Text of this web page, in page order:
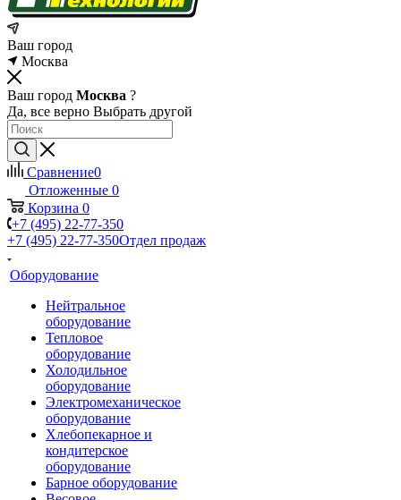
Ваш город
Москва
Ваш город Москва ?
Да, все верно Выбрать другой
Сравнение0
Отложенные 0
Корзина 0
+7 (495) 22-77-350
+7 (495) 22-77-350Отдел продаж
Оборудование
Нейтральное
оборудование
Тепловое
оборудование
Холодильное
оборудование
Электромеханическое
оборудование
Хлебопекарное и
кондитерское
оборудование
Барное оборудование